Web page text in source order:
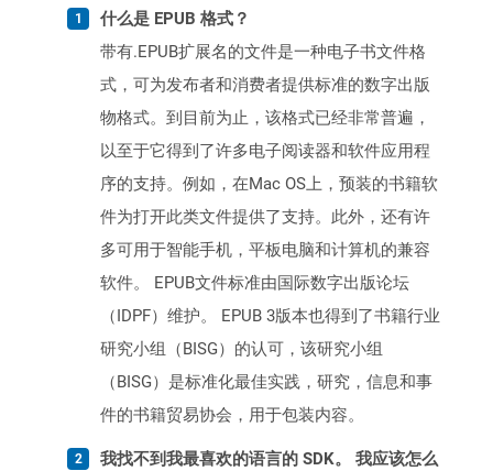
什么是 EPUB 格式？
带有.EPUB扩展名的文件是一种电子书文件格
式，可为发布者和消费者提供标准的数字出版
物格式。到目前为止，该格式已经非常普遍，
以至于它得到了许多电子阅读器和软件应用程
序的支持。例如，在Mac OS上，预装的书籍软
件为打开此类文件提供了支持。此外，还有许
多可用于智能手机，平板电脑和计算机的兼容
软件。 EPUB文件标准由国际数字出版论坛
（IDPF）维护。 EPUB 3版本也得到了书籍行业
研究小组（BISG）的认可，该研究小组
（BISG）是标准化最佳实践，研究，信息和事
件的书籍贸易协会，用于包装内容。
我找不到我最喜欢的语言的 SDK。 我应该怎么